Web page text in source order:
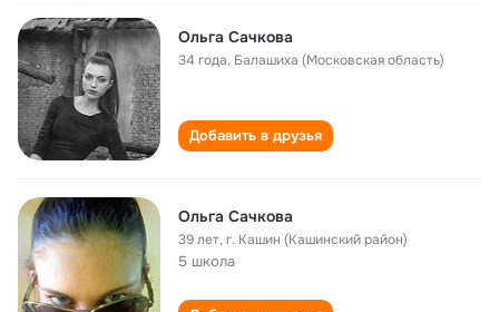
Ольга Сачкова
34 года, Балашиха (Московская область)
Добавить в друзья
Ольга Сачкова
39 лет,г. Кашин (Кашинский район)
5 школа